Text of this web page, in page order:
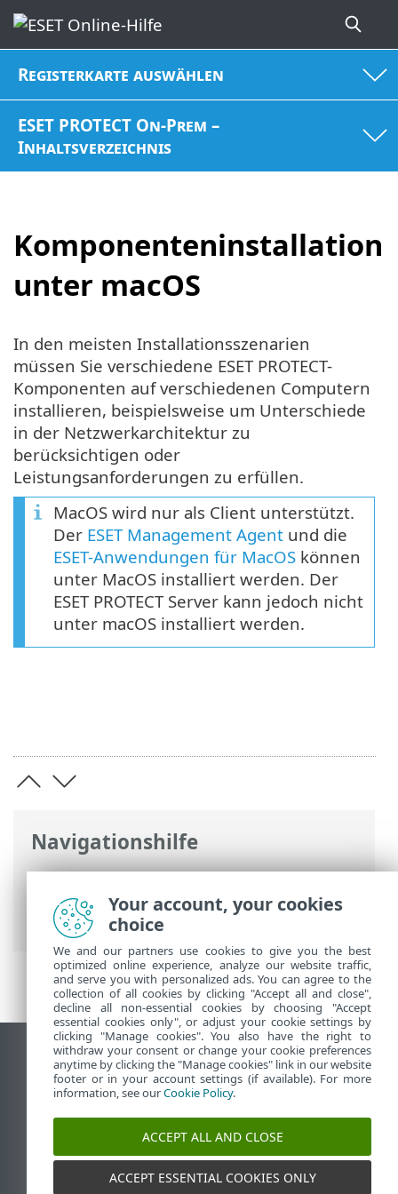
Registerkarte auswählen
ESET PROTECT On-Prem –
Inhaltsverzeichnis
Komponenteninstallation
unter macOS
Navigationshilfe
ESET Online-Hilfe>ESET PROTECT On-
Prem>Installieren>
Komponenteninstallation unter macOS
In den meisten Installationsszenarien
müssen Sie verschiedene ESET PROTECT-
Komponenten auf verschiedenen Computern
installieren, beispielsweise um Unterschiede
in der Netzwerkarchitektur zu
berücksichtigen oder
Leistungsanforderungen zu erfüllen.
MacOS wird nur als Client unterstützt.
Der ESET Management Agent und die
ESET-Anwendungen für MacOS können
unter MacOS installiert werden. Der
ESET PROTECT Server kann jedoch nicht
unter macOS installiert werden.
Desktop-Site anzeigen
End of Life
ESET Knowledgebase
ESET-Forum
ESET Status Portal
Regionaler Support
Your account, your cookies
choice
We and our partners use cookies to give you the best
optimized online experience, analyze our website traffic,
and serve you with personalized ads. You can agree to the
collection of all cookies by clicking "Accept all and close",
decline all non-essential cookies by choosing "Accept
essential cookies only", or adjust your cookie settings by
clicking "Manage cookies". You also have the right to
withdraw your consent or change your cookie preferences
anytime by clicking the "Manage cookies" link in our website
footer or in your account settings (if available). For more
information, see ourCookie Policy.
ACCEPT ALL AND CLOSE
ACCEPT ESSENTIAL COOKIES ONLY